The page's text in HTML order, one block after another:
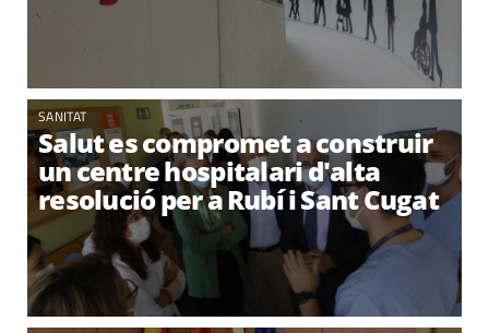
SANITAT
Salut es compromet a construir
un centre hospitalari d'alta
resolució per a Rubí i Sant Cugat